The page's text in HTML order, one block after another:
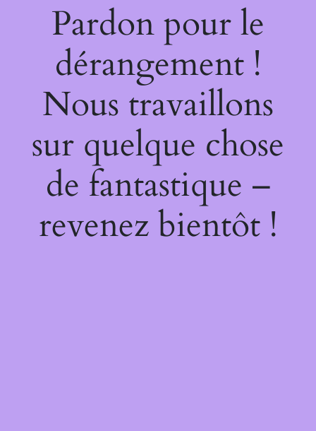
Pardon pour le
dérangement !
Nous travaillons
sur quelque chose
de fantastique –
revenez bientôt !